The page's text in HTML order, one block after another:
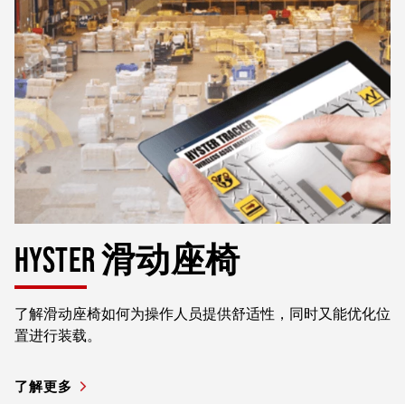
HYSTER 滑动座椅
了解滑动座椅如何为操作人员提供舒适性，同时又能优化位
置进行装载。
了解更多